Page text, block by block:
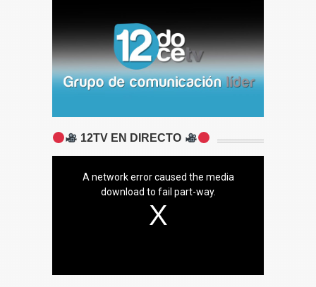
12TV EN DIRECTO
A network error caused the media
download to fail part-way.